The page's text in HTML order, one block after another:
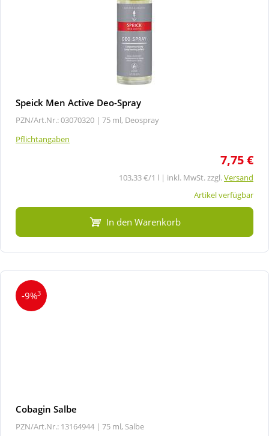
Speick Men Active Deo-Spray
PZN/Art.Nr.: 03070320 | 75 ml, Deospray
Pflichtangaben
7,75 €
103,33 €/1 l | inkl. MwSt. zzgl.Versand
Artikel verfügbar
In den Warenkorb
-9%3
Cobagin Salbe
PZN/Art.Nr.: 13164944 | 75 ml, Salbe